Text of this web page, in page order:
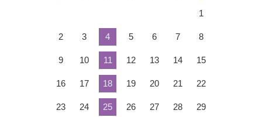
1
2 3 4 5 6 7 8
9 10 11 12 13 14 15
16 17 18 19 20 21 22
23 24 25 26 27 28 29